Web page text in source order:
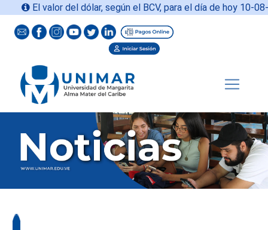
El valor del dólar, según el BCV, para el día de hoy10-08-2026